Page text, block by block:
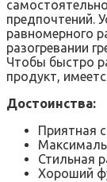
предпочтений.
равномерного
разогревании
Чтобы быстро
продукт,
Достоинства:
Приятная
Стильная
Хороший